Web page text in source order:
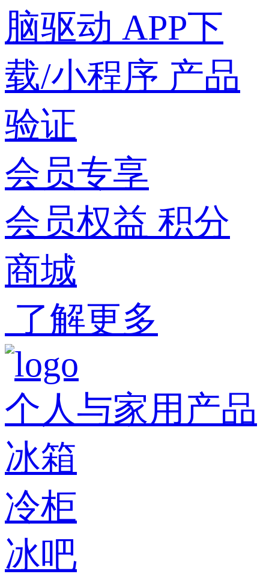
脑驱动 APP下
载/小程序 产品
验证
会员专享
会员权益 积分
商城
了解更多
个人与家用产品
冰箱
冷柜
冰吧